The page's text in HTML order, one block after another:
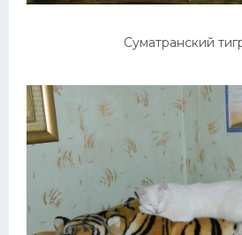
Суматранский